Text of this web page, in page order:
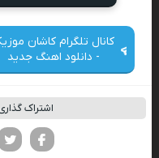
کانال تلگرام کاشان
- دانلود اهنگ جدید
اشتراک